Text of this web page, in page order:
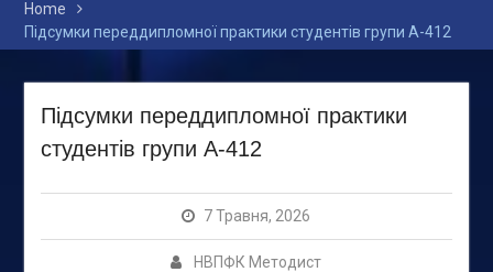
Home
Підсумки переддипломної практики студентів групи А-412
Підсумки переддипломної практики
студентів групи А-412
7 Травня, 2026
НВПФК Методист